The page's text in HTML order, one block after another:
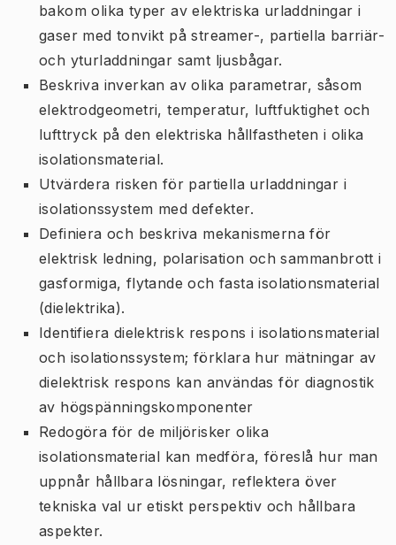
bakom olika typer av elektriska urladdningar i
gaser med tonvikt på streamer-, partiella barriär-
och yturladdningar samt ljusbågar.
Beskriva inverkan av olika parametrar, såsom
elektrodgeometri, temperatur, luftfuktighet och
lufttryck på den elektriska hållfastheten i olika
isolationsmaterial.
Utvärdera risken för partiella urladdningar i
isolationssystem med defekter.
Definiera och beskriva mekanismerna för
elektrisk ledning, polarisation och sammanbrott i
gasformiga, flytande och fasta isolationsmaterial
(dielektrika).
Identifiera dielektrisk respons i isolationsmaterial
och isolationssystem; förklara hur mätningar av
dielektrisk respons kan användas för diagnostik
av högspänningskomponenter
Redogöra för de miljörisker olika
isolationsmaterial kan medföra, föreslå hur man
uppnår hållbara lösningar, reflektera över
tekniska val ur etiskt perspektiv och hållbara
aspekter.